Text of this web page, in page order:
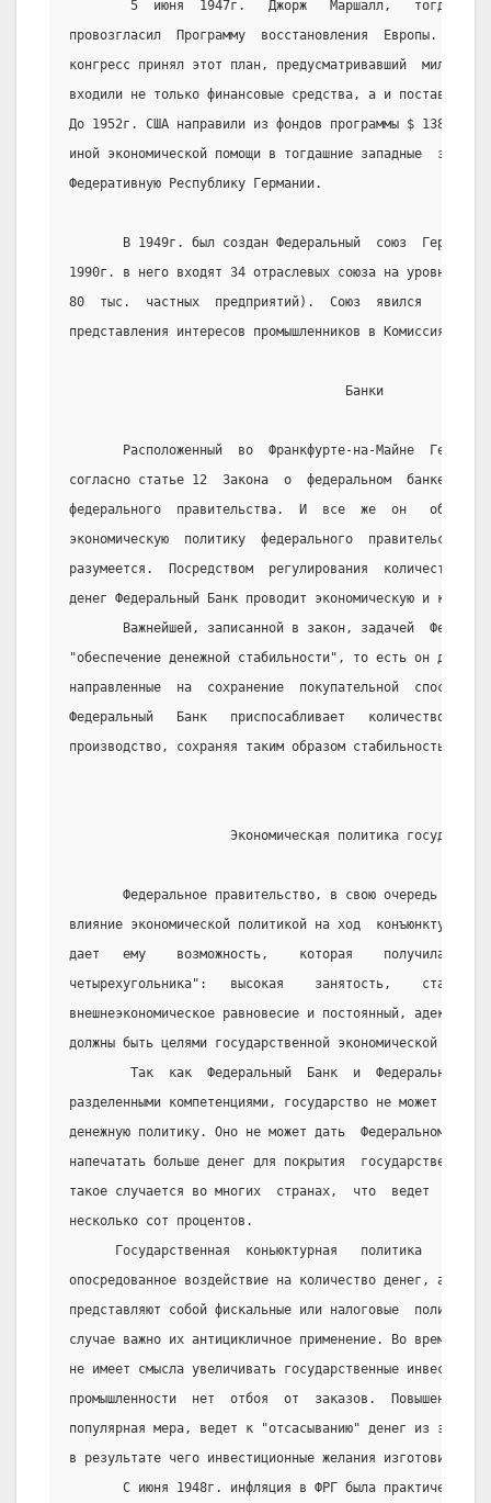
5  июня  1947г.   Джорж   Маршалл,   тогдашний
провозгласил  Программу  восстановления  Европы.  Год
конгресс принял этот план, предусматривавший
входили не только финансовые средства, а и поставки
До 1952г. США направили из фондов программы $ 1389
иной экономической помощи в тогдашние западные  зоны
Федеративную Республику Германии.
В 1949г. был создан Федеральный  союз
1990г. в него входят 34 отраслевых союза на уровне
80  тыс.  частных  предприятий).  Союз  явился
представления интересов промышленников в Комиссиях
                                    Банки
Расположенный  во  Франкфурте-на-Майне
согласно статье 12  Закона  о  федеральном  банке
федерального  правительства.  И  все  же  он   обязан
экономическую  политику  федерального
разумеется.  Посредством  регулирования  количества
денег Федеральный Банк проводит экономическую и
Важнейшей, записанной в закон, задачей
"обеспечение денежной стабильности", то есть он
направленные  на  сохранение  покупательной
Федеральный   Банк   приспосабливает   количество
производство, сохраняя таким образом стабильность
                     Экономическая политика государства
Федеральное правительство, в свою очередь может
влияние экономической политикой на ход  конъюнктуры.
дает   ему    возможность,    которая    получила
четырехугольника":   высокая    занятость,
внешнеэкономическое равновесие и постоянный,
должны быть целями государственной экономической
Так  как  Федеральный  Банк  и  Федеральное
разделенными компетенциями, государство не может
денежную политику. Оно не может дать  Федеральному
напечатать больше денег для покрытия
такое случается во многих  странах,  что  ведет  к
несколько сот процентов.
Государственная  коньюктурная   политика
опосредованное воздействие на количество денег, а
представляют собой фискальные или налоговые
случае важно их антицикличное применение. Во времена
не имеет смысла увеличивать государственные
промышленности  нет  отбоя  от  заказов.  Повышение
популярная мера, ведет к "отсасыванию" денег из
в результате чего инвестиционные желания изготовителей
С июня 1948г. инфляция в ФРГ была практически